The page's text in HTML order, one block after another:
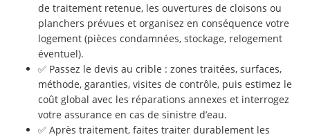
de traitement retenue, les ouvertures de cloisons ou
planchers prévues et organisez en conséquence votre
logement (pièces condamnées, stockage, relogement
éventuel).
✅ Passez le devis au crible : zones traitées, surfaces,
méthode, garanties, visites de contrôle, puis estimez le
coût global avec les réparations annexes et interrogez
votre assurance en cas de sinistre d’eau.
✅ Après traitement, faites traiter durablement les